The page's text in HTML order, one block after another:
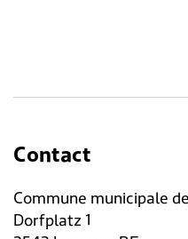
Contact
Commune municipale
Dorfplatz 1